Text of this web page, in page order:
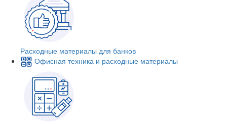
Расходные материалы для банков
Офисная техника и расходные материалы